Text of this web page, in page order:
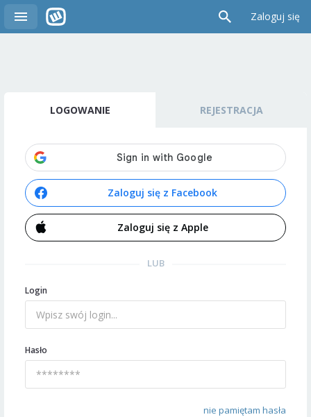
Zaloguj się
LOGOWANIE REJESTRACJA
Zaloguj się z Facebook
Zaloguj się z Apple
LUB
Login
Hasło
nie pamiętam hasła